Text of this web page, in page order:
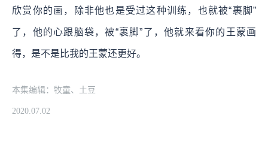
欣赏你的画，除非他也是受过这种训练，也就被“裹脚”
了，他的心跟脑袋，被“裹脚”了，他就来看你的王蒙画
得，是不是比我的王蒙还更好。
本集编辑：牧童、土豆
2020.07.02